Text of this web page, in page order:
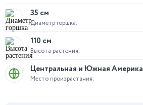
Диаметр горшка:
35 см
Высота растения:
110 см
Место произрастания:
Центральная и Южная Америка